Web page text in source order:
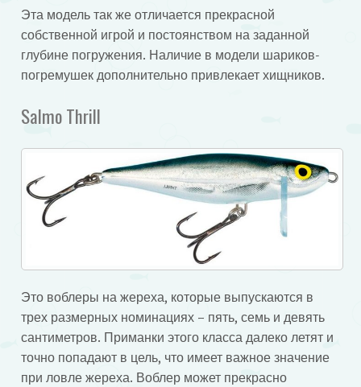
Эта модель так же отличается прекрасной
собственной игрой и постоянством на заданной
глубине погружения. Наличие в модели шариков-
погремушек дополнительно привлекает хищников.
Salmo Thrill
Это воблеры на жереха, которые выпускаются в
трех размерных номинациях – пять, семь и девять
сантиметров. Приманки этого класса далеко летят и
точно попадают в цель, что имеет важное значение
при ловле жереха. Воблер может прекрасно